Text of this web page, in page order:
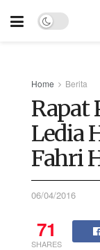
Home Berita
Rapat
Ledia
Fahri
06/04/2016
71
SHARES